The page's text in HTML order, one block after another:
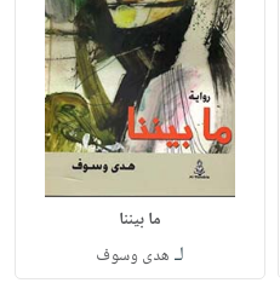
ما بيننا
لـ هدى وسوف